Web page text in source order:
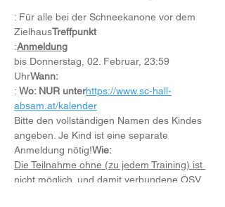
: Für alle bei der Schneekanone vor dem
ZielhausTreffpunkt
:Anmeldung
bis Donnerstag, 02. Februar, 23:59
UhrWann:
: Wo: NUR unterhttps://www.sc-hall-
absam.at/kalender
Bitte den vollständigen Namen des Kindes
angeben. Je Kind ist eine separate
Anmeldung nötig!Wie:
Die Teilnahme ohne (zu jedem Training) ist
nicht möglich. und damit verbundene ÖSV